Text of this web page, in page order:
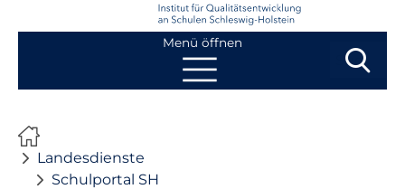
Menü öffnen
Beratung
Landesdienste
Schulportal SH